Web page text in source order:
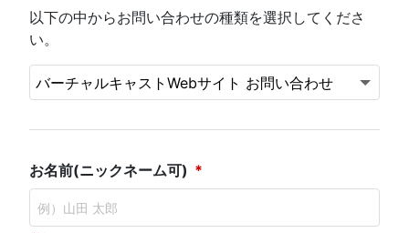
以下の中からお問い合わせの種類を選択してくださ
い。
お名前(ニックネーム可)